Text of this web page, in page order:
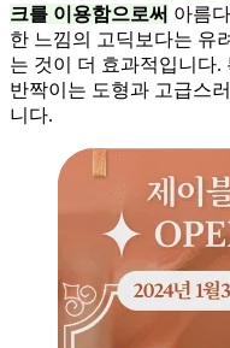
크를 이용함으로써 아름
한 느낌의 고딕보다는 유
는 것이 더 효과적입니다
반짝이는 도형과 고급스
니다.